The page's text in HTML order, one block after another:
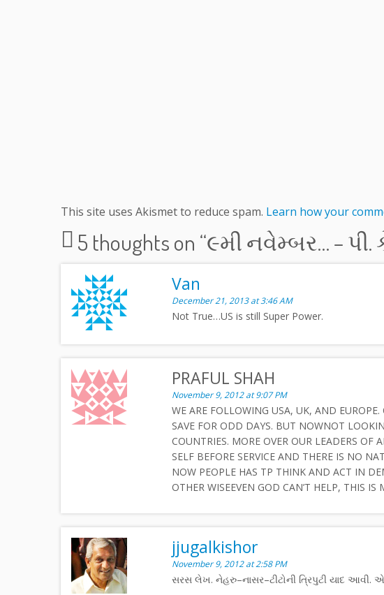
This site uses Akismet to reduce spam. Learn how your
5 thoughts on “૯મી નવેમ્બર… – પી.
Van
December 21, 2013 at 3:46 AM
Not True…US is still Super Power.
PRAFUL SHAH
November 9, 2012 at 9:07 PM
WE ARE FOLLOWING USA, UK, AND
SAVE FOR ODD DAYS. BUT NOWNOT
COUNTRIES. MORE OVER OUR LEADERS
SELF BEFORE SERVICE AND THERE IS NO
NOW PEOPLE HAS TP THINK AND ACT IN
OTHER WISEEVEN GOD CAN’T HELP, THIS
jjugalkishor
November 9, 2012 at 2:58 PM
સરસ લેખ. નેહરુ–નાસર–ટીટોની ત્રિપુટી યાદ